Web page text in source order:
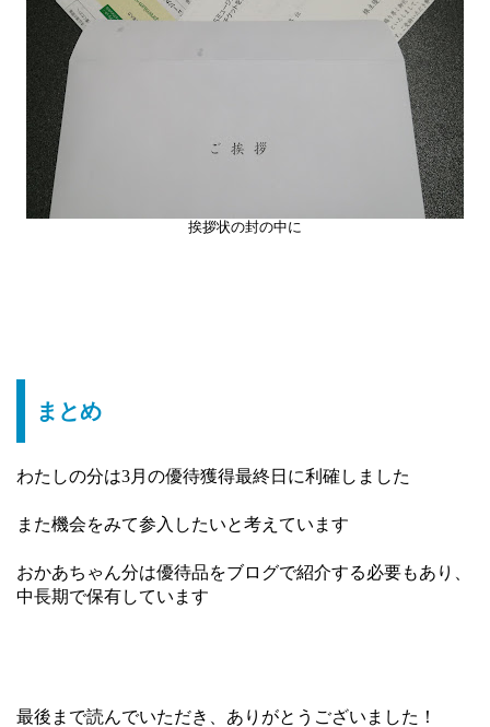
挨拶状の封の中に
まとめ
わたしの分は3月の優待獲得最終日に利確しました
また機会をみて参入したいと考えています
おかあちゃん分は優待品をブログで紹介する必要もあり、
中長期で保有しています
最後まで読んでいただき、ありがとうございました！